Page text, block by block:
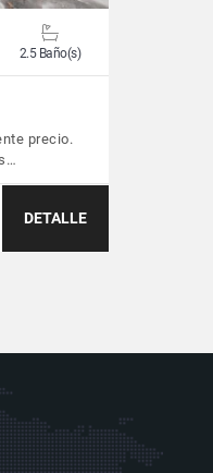
2.5 Baño(s)
precio.
DETALLE